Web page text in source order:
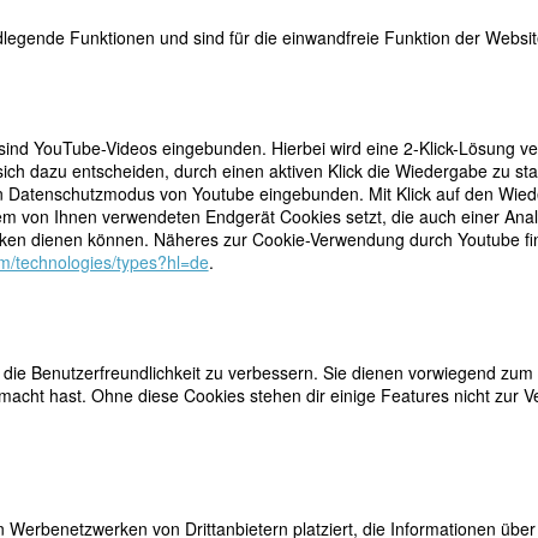
teilen
tweet
von denen sie blasse, zarte und leicht
Ihre zahlreichen Selbstbildnisse gelten mit
(Sello). Das Porträt von 1894/95 zeigt eine
hinweg anblickt. Die Enttäuschungen der
Rund 40 Jahre später sieht uns die Malerin
Leben und in ihrer Malerei behauptet. In einem ihrer letzten
mit nach innen gekehrtem Blick.
sind
Im
und
wird
Funktionen und sind für die einwandfreie Funktion der
YouTube-Videos eingebunden. Hierbei wird eine 2-Klick-Lösung
dazu entscheiden, durch einen aktiven Klick die Wiedergabe zu
von Youtube eingebunden. Mit Klick auf den
von Ihnen verwendeten Endgerät Cookies setzt, die auch einer
dienen können. Näheres zur Cookie-Verwendung durch Youtube
technologies/types?hl=de.
Benutzerfreundlichkeit zu verbessern. Sie dienen vorwiegend
hast. Ohne diese Cookies stehen dir einige Features nicht zur
Werbenetzwerken von Drittanbietern platziert, die Informationen